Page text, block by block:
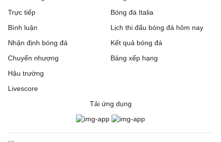
Trực tiếp
Bóng đá Italia
Bình luận
Nhận định bóng đá
Chuyển nhượng
Hậu trường
Livescore
Lịch thi đấu bóng đá hôm nay
Kết quả bóng đá
Bảng xếp hạng
Tải ứng dụng